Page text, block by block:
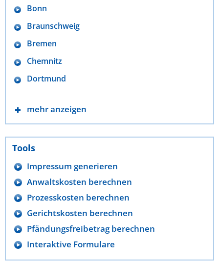
Bonn
Braunschweig
Bremen
Chemnitz
Dortmund
mehr anzeigen
Tools
Impressum generieren
Anwaltskosten berechnen
Prozesskosten berechnen
Gerichtskosten berechnen
Pfändungsfreibetrag berechnen
Interaktive Formulare